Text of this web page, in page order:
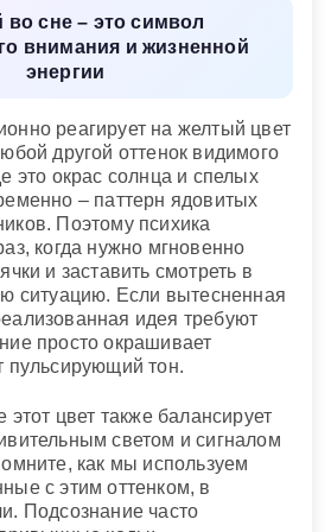
положения).
сне – это символ
внимания и жизненной
энергии
реагирует на желтый цвет
другой оттенок видимого
это окрас солнца и спелых
– паттерн ядовитых
Поэтому психика
когда нужно мгновенно
и заставить смотреть в
ситуацию. Если вытесненная
идея требуют
просто окрашивает
пульсирующий тон.
этот цвет также балансирует
светом и сигналом
как мы используем
с этим оттенком, в
Подсознание часто